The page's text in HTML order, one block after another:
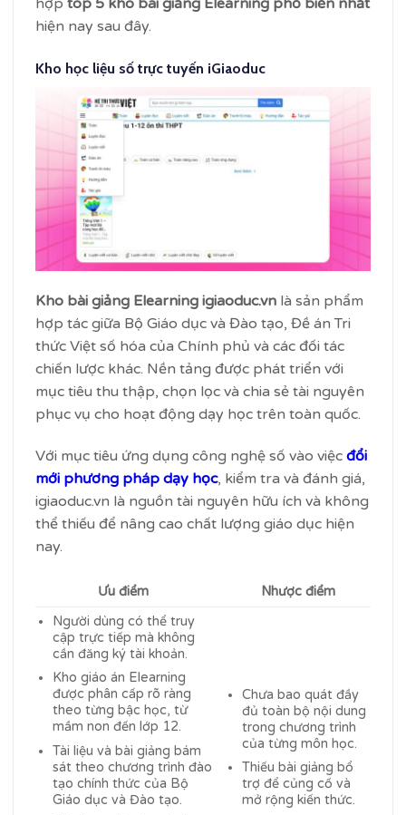
hợp top 5 kho bài giảng Elearning phổ biến nhất
hiện nay sau đây.
Kho học liệu số trực tuyến iGiaoduc
Kho bài giảng Elearning igiaoduc.vn là sản phẩm
hợp tác giữa Bộ Giáo dục và Đào tạo, Đề án Tri
thức Việt số hóa của Chính phủ và các đối tác
chiến lược khác. Nền tảng được phát triển với
mục tiêu thu thập, chọn lọc và chia sẻ tài nguyên
phục vụ cho hoạt động dạy học trên toàn quốc.
Với mục tiêu ứng dụng công nghệ số vào việc đổi
mới phương pháp dạy học, kiểm tra và đánh giá,
igiaoduc.vn là nguồn tài nguyên hữu ích và không
thể thiếu để nâng cao chất lượng giáo dục hiện
nay.
Ưu điểm
Nhược điểm
Người dùng có thể truy
cập trực tiếp mà không
cần đăng ký tài khoản.
Kho giáo án Elearning
được phân cấp rõ ràng
theo từng bậc học, từ
mầm non đến lớp 12.
Tài liệu và bài giảng bám
sát theo chương trình đào
tạo chính thức của Bộ
Giáo dục và Đào tạo.
Chưa bao quát đầy
đủ toàn bộ nội dung
trong chương trình
của từng môn học.
Thiếu bài giảng bổ
trợ để củng cố và
mở rộng kiến thức.